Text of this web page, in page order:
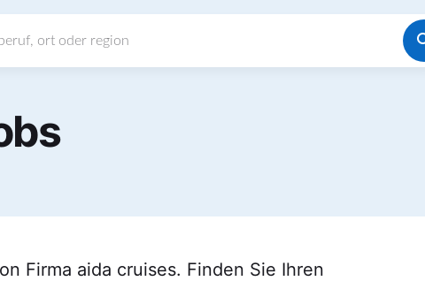
Firma aida cruises. Finden Sie Ihren